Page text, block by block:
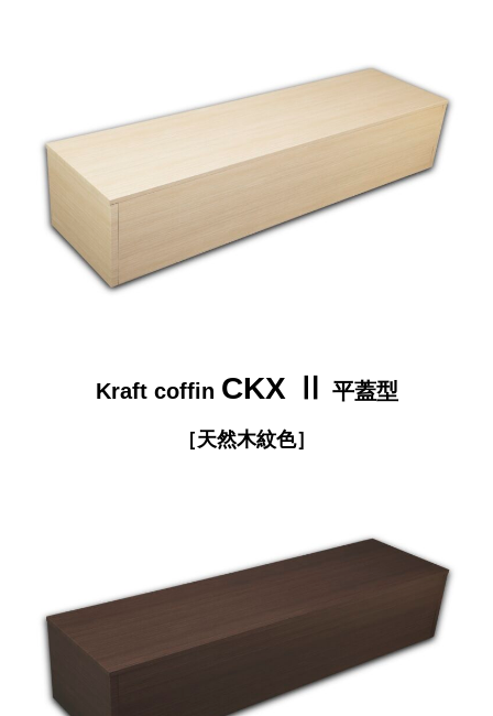
Kraft coffin CKX Ⅱ 平蓋型
［天然木紋色］